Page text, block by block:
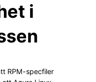
i
RPM-specfiler